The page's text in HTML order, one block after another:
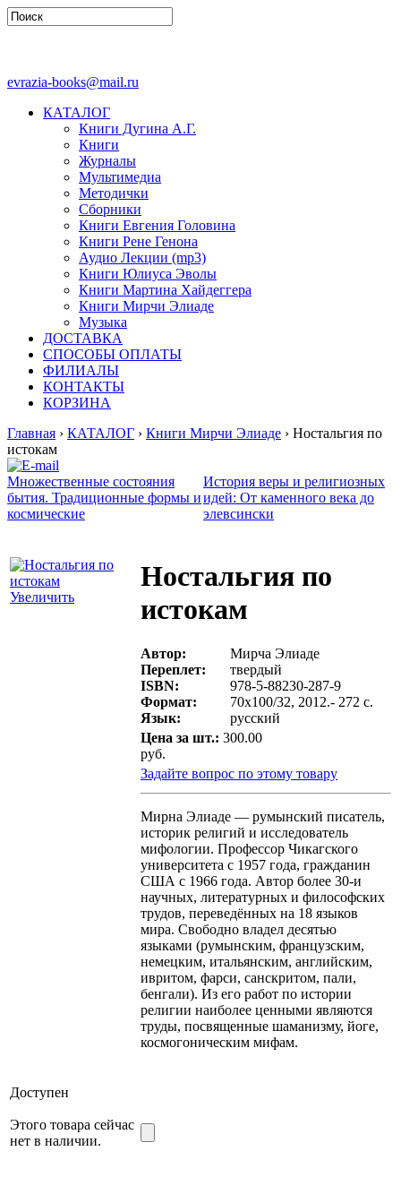
evrazia-books@mail.ru
КАТАЛОГ
Книги Дугина А.Г.
Книги
Журналы
Мультимедиа
Методички
Сборники
Книги Евгения Головина
Книги Рене Генона
Аудио Лекции (mp3)
Книги Юлиуса Эволы
Книги Мартина Хайдеггера
Книги Мирчи Элиаде
Музыка
ДОСТАВКА
СПОСОБЫ ОПЛАТЫ
ФИЛИАЛЫ
КОНТАКТЫ
КОРЗИНА
Главная › КАТАЛОГ › Книги Мирчи Элиаде › Ностальгия по
истокам
Множественные состояния
бытия. Традиционные формы и
космические
История веры и религиозных
идей: От каменного века до
элевсински
Увеличить
Ностальгия по
истокам
Автор:
Мирча Элиаде
Переплет:
твердый
ISBN:
978-5-88230-287-9
Формат:
70х100/32, 2012.- 272 с.
Язык:
русский
Цена за шт.: 300.00
руб.
Задайте вопрос по этому товару
Мирна Элиаде — румынский писатель,
историк религий и исследователь
мифологии. Профессор Чикагского
университета с 1957 года, гражданин
США с 1966 года. Автор более 30-и
научных, литературных и философских
трудов, переведённых на 18 языков
мира. Свободно владел десятью
языками (румынским, французским,
немецким, итальянским, английским,
ивритом, фарси, санскритом, пали,
бенгали). Из его работ по истории
религии наиболее ценными являются
труды, посвященные шаманизму, йоге,
космогоническим мифам.
Доступен
Этого товара сейчас
нет в наличии.